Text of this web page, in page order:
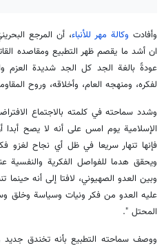
وأفادت وكالة مهر للأنباء، أن المرجع
ان أشد ما يقصم ظهر التطبيع ومقاصده
عودةً بالغة الجد كل الجد شديدة العزم
لفكره، ومنهجه العام، وأخلاقه، وروح
وشدد سماحته في كلمته بالاجتماع
الإسلامية یوم امس على أنه لا يصح أبدا
فإنها تنهار سريعا في ظل أي نجاح لغزو
ويحقق هدما للفواصل الفكرية والنفسية
وبين العدو الصهيوني، لافتا إلى أنه
عليه العدو من فكر ونيات وسياسة وخلق
المحتل ".
ووصف سماحته التطبيع بأنه تخندق جديد